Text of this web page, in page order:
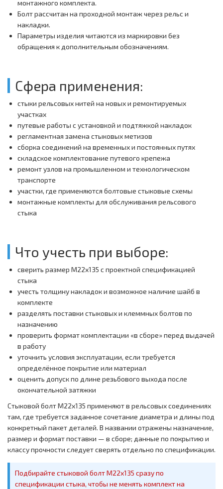
монтажного комплекта.
Болт рассчитан на проходной монтаж через рельс и
накладки.
Параметры изделия читаются из маркировки без
обращения к дополнительным обозначениям.
Сфера применения:
стыки рельсовых нитей на новых и ремонтируемых
участках
путевые работы с установкой и подтяжкой накладок
регламентная замена стыковых метизов
сборка соединений на временных и постоянных путях
складское комплектование путевого крепежа
ремонт узлов на промышленном и технологическом
транспорте
участки, где применяются болтовые стыковые схемы
монтажные комплекты для обслуживания рельсового
стыка
Что учесть при выборе:
сверить размер M22х135 с проектной спецификацией
стыка
учесть толщину накладок и возможное наличие шайб в
комплекте
разделять поставки стыковых и клеммных болтов по
назначению
проверить формат комплектации «в сборе» перед выдачей
в работу
уточнить условия эксплуатации, если требуется
определённое покрытие или материал
оценить допуск по длине резьбового выхода после
окончательной затяжки
Стыковой болт M22х135 применяют в рельсовых соединениях
там, где требуется заданное сочетание диаметра и длины под
конкретный пакет деталей. В названии отражены назначение,
размер и формат поставки — в сборе; данные по покрытию и
классу прочности следует сверять отдельно по спецификации.
Подбирайте стыковой болт M22х135 сразу по
спецификации стыка, чтобы не менять комплект на